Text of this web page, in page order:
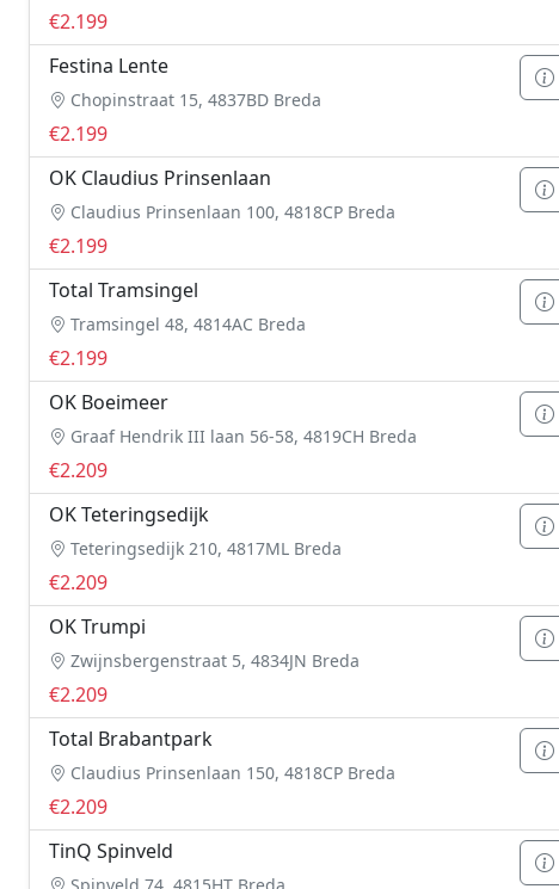
€2.199
Festina Lente
Chopinstraat 15, 4837BD Breda
€2.199
OK Claudius Prinsenlaan
Claudius Prinsenlaan 100, 4818CP Breda
€2.199
Total Tramsingel
Tramsingel 48, 4814AC Breda
€2.199
OK Boeimeer
Graaf Hendrik III laan 56-58, 4819CH Breda
€2.209
OK Teteringsedijk
Teteringsedijk 210, 4817ML Breda
€2.209
OK Trumpi
Zwijnsbergenstraat 5, 4834JN Breda
€2.209
Total Brabantpark
Claudius Prinsenlaan 150, 4818CP Breda
€2.209
TinQ Spinveld